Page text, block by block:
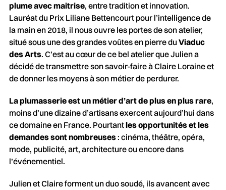
plume avec maitrise, entre tradition et innovation.
Lauréat du Prix Liliane Bettencourt pour l’intelligence de
la main en 2018, il nous ouvre les portes de son atelier,
situé sous une des grandes voûtes en pierre duViaduc
des Arts. C’est au cœur de ce bel atelier que Julien a
décidé de transmettre son savoir-faire à Claire Loraine et
de donner les moyens à son métier de perdurer.
La plumasserie est un métier d’art de plus en plus rare,
moins d’une dizaine d’artisans exercent aujourd’hui dans
ce domaine en France. Pourtantles opportunités et les
demandes sont nombreuses: cinéma, théâtre, opéra,
mode, publicité, art, architecture ou encore dans
l’événementiel.
Julien et Claire forment un duo soudé, ils avancent avec